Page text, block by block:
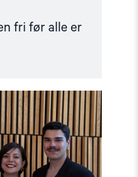
fri før alle er
Read
article
"Ünikuir
tildelt
Kim
Friele-
prisen:
En